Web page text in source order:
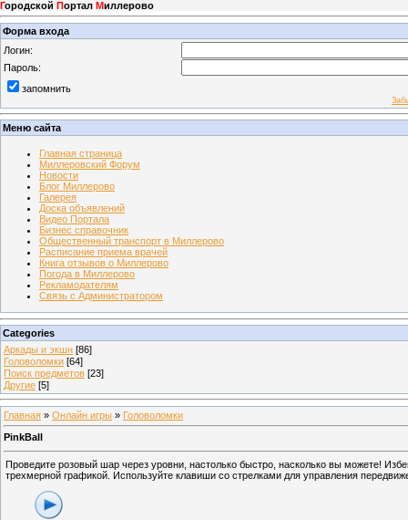
Городской Портал Миллерово
Форма входа
Логин:
Пароль:
запомнить
Меню сайта
Главная страница
Миллеровский Форум
Новости
Блог Миллерово
Галерея
Доска объявлений
Видео Портала
Бизнес справочник
Общественный транспорт в Миллерово
Расписание приема врачей
Книга отзывов о Миллерово
Погода в Миллерово
Рекламодателям
Связь с Администратором
Categories
Аркады и экшн [86]
Головоломки [64]
Поиск предметов [23]
Другие [5]
Главная » Онлайн игры » Головоломки
PinkBall
Проведите розовый шар через уровни, настолько быстро, насколько вы можете!
трехмерной графикой. Используйте клавиши со стрелками для управления